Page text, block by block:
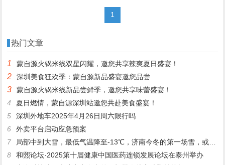
1
热门文章
1 蒙自源火锅米线双星闪耀，邀您共享辣爽夏日盛宴！
2 深圳美食狂欢季：蒙自源新品盛宴邀您品尝
3
蒙自源火锅米线新品尝鲜季，邀您共享味蕾盛宴！
4
夏日燃情，蒙自源深圳站邀您共赴美食盛宴！
5
深圳外地车2025年4月26日周六限行吗
6
外卖平台启动应急预案
7
局部中到大雪，最低气温降至-13℃，济南今冬的第一场雪，或跟去年同一时间！
8
和熙论坛·2025第十届健康中国医药连锁发展论坛在泰州举办